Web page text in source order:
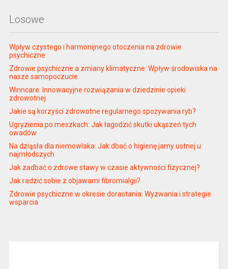
Losowe
Wpływ czystego i harmonijnego otoczenia na zdrowie
psychiczne
Zdrowie psychiczne a zmiany klimatyczne: Wpływ środowiska na
nasze samopoczucie
Winncare: Innowacyjne rozwiązania w dziedzinie opieki
zdrowotnej
Jakie są korzyści zdrowotne regularnego spożywania ryb?
Ugryzienia po meszkach: Jak łagodzić skutki ukąszeń tych
owadów
Na dziąsła dla niemowlaka: Jak dbać o higienę jamy ustnej u
najmłodszych
Jak zadbać o zdrowe stawy w czasie aktywności fizycznej?
Jak radzić sobie z objawami fibromialgii?
Zdrowie psychiczne w okresie dorastania: Wyzwania i strategie
wsparcia